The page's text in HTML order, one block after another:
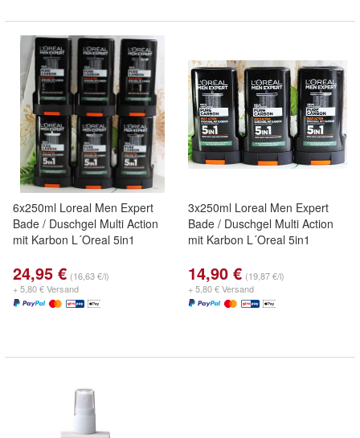
6x250ml Loreal Men Expert
Bade / Duschgel Multi Action
mit Karbon L´Oreal 5in1
24,95 € (16,63 €/l)
+ 5,80 € Versand
3x250ml Loreal Men Expert
Bade / Duschgel Multi Action
mit Karbon L´Oreal 5in1
14,90 € (19,87 €/l)
+ 5,80 € Versand